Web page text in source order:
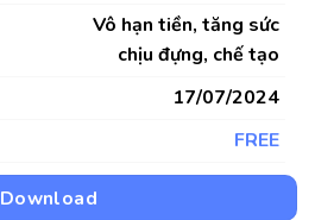
Vô hạn tiền, tăng sức
chịu đựng, chế tạo
17/07/2024
FREE
Download